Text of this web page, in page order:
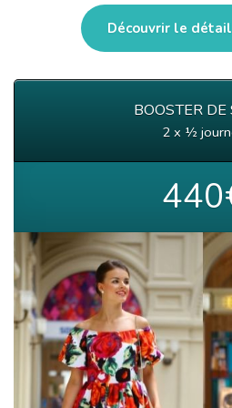
Découvrir le
BOOSTER DE
2 x ½